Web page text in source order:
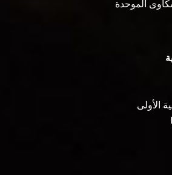
الموحدة
الأولى